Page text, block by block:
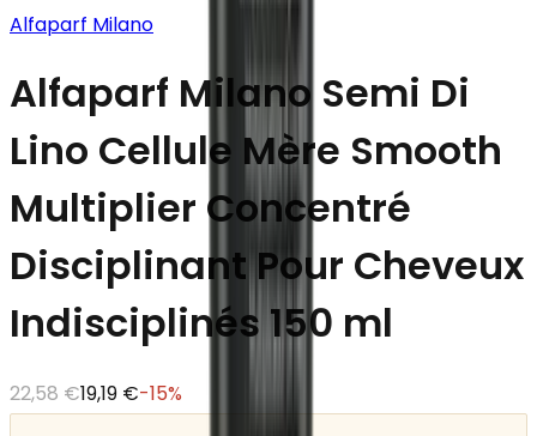
Alfaparf Milano
Alfaparf Milano Semi Di
Lino Cellule Mère Smooth
Multiplier Concentré
Disciplinant Pour Cheveux
Indisciplinés 150 ml
22,58 €19,19 €-15%